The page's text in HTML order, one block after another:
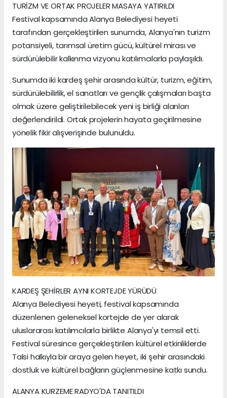
TURİZM VE ORTAK PROJELER MASAYA YATIRILDI
Festival kapsamında Alanya Belediyesi heyeti
tarafından gerçekleştirilen sunumda, Alanya'nın turizm
potansiyeli, tarımsal üretim gücü, kültürel mirası ve
sürdürülebilir kalkınma vizyonu katılımcılarla paylaşıldı.
Sunumda iki kardeş şehir arasında kültür, turizm, eğitim,
sürdürülebilirlik, el sanatları ve gençlik çalışmaları başta
olmak üzere geliştirilebilecek yeni iş birliği alanları
değerlendirildi. Ortak projelerin hayata geçirilmesine
yönelik fikir alışverişinde bulunuldu.
KARDEŞ ŞEHİRLER AYNI KORTEJDE YÜRÜDÜ
Alanya Belediyesi heyeti, festival kapsamında
düzenlenen geleneksel kortejde de yer alarak
uluslararası katılımcılarla birlikte Alanya'yı temsil etti.
Festival süresince gerçekleştirilen kültürel etkinliklerde
Talsi halkıyla bir araya gelen heyet, iki şehir arasındaki
dostluk ve kültürel bağların güçlenmesine katkı sundu.
ALANYA KURZEME RADYO'DA TANITILDI